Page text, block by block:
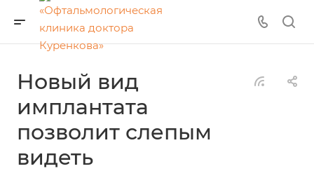
Новый вид
имплантата
позволит слепым
видеть